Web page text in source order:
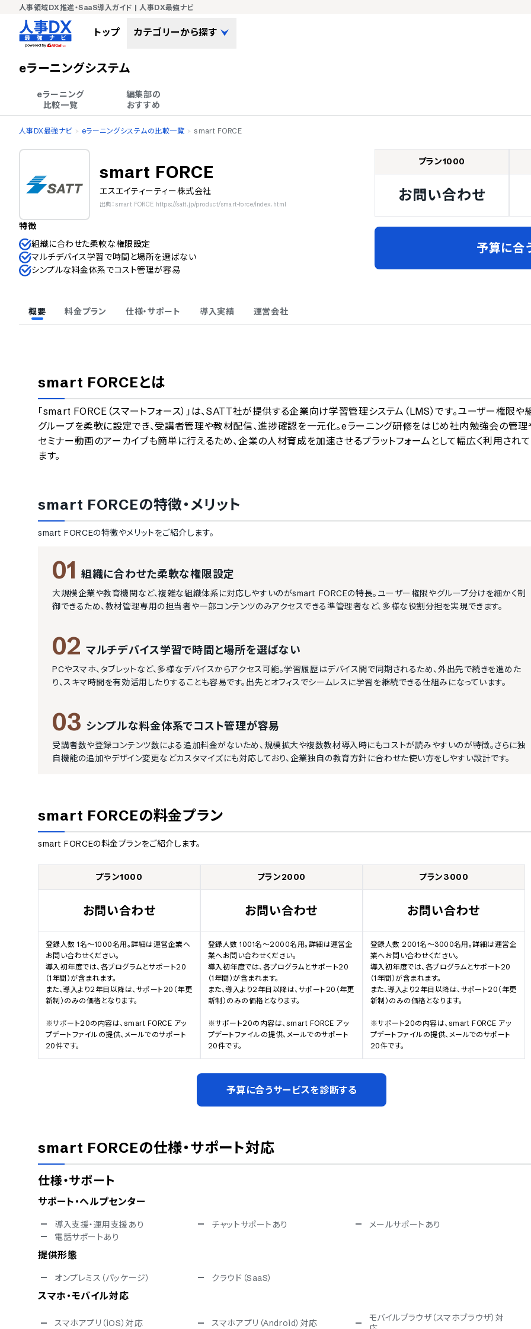
人事領域DX推進・SaaS導入ガイド | 人事DX最強ナビ
トップ カテゴリーから探す
eラーニングシステム
eラーニング
比較一覧
編集部の
おすすめ
人事DX最強ナビ eラーニングシステムの比較一覧 smart FORCE
smart FORCE
エスエイティーティー株式会社
出典：smart FORCE https://satt.jp/product/smart-force/index.html
特徴
組織に合わせた柔軟な権限設定
マルチデバイス学習で時間と場所を選ばない
シンプルな料金体系でコスト管理が容易
プラン1000
お問い合わせ
予算に合
概要 料金プラン 仕様・サポート 導入実績 運営会社
smart FORCEとは
「smart FORCE（スマートフォース）」は、SATT社が提供する企業向け学習管理システム（LMS）です。ユーザー権限や
グループを柔軟に設定でき、受講者管理や教材配信、進捗確認を一元化。eラーニング研修をはじめ社内勉強会の管理
セミナー動画のアーカイブも簡単に行えるため、企業の人材育成を加速させるプラットフォームとして幅広く利用され
ます。
smart FORCEの特徴・メリット
smart FORCEの特徴やメリットをご紹介します。
01 組織に合わせた柔軟な権限設定
大規模企業や教育機関など、複雑な組織体系に対応しやすいのがsmart FORCEの特長。ユーザー権限やグループ分けを細かく制
御できるため、教材管理専用の担当者や一部コンテンツのみアクセスできる準管理者など、多様な役割分担を実現できます。
02 マルチデバイス学習で時間と場所を選ばない
PCやスマホ、タブレットなど、多様なデバイスからアクセス可能。学習履歴はデバイス間で同期されるため、外出先で続きを進めた
り、スキマ時間を有効活用したりすることも容易です。出先とオフィスでシームレスに学習を継続できる仕組みになっています。
03 シンプルな料金体系でコスト管理が容易
受講者数や登録コンテンツ数による追加料金がないため、規模拡大や複数教材導入時にもコストが読みやすいのが特徴。さらに独
自機能の追加やデザイン変更などカスタマイズにも対応しており、企業独自の教育方針に合わせた使い方をしやすい設計です。
smart FORCEの料金プラン
smart FORCEの料金プランをご紹介します。
プラン1000
お問い合わせ
登録人数 1名～1000名用。詳細は運営企業へ
お問い合わせください。
導入初年度では、各プログラムとサポート20
（1年間）が含まれます。
また、導入より2年目以降は、サポート20（年更
新制）のみの価格となります。
※サポート20の内容は、smart FORCE アッ
プデートファイルの提供、メールでのサポート
20件です。
プラン2000
お問い合わせ
登録人数 1001名～2000名用。詳細は運営企
業へお問い合わせください。
導入初年度では、各プログラムとサポート20
（1年間）が含まれます。
また、導入より2年目以降は、サポート20（年更
新制）のみの価格となります。
※サポート20の内容は、smart FORCE アッ
プデートファイルの提供、メールでのサポート
20件です。
プラン3000
お問い合わせ
登録人数 2001名～3000名用。詳細は運営企
業へお問い合わせください。
導入初年度では、各プログラムとサポート20
（1年間）が含まれます。
また、導入より2年目以降は、サポート20（年更
新制）のみの価格となります。
※サポート20の内容は、smart FORCE アッ
プデートファイルの提供、メールでのサポート
20件です。
予算に合うサービスを診断する
smart FORCEの仕様・サポート対応
仕様・サポート
サポート・ヘルプセンター
導入支援・運用支援あり チャットサポートあり
メールサポートあり
電話サポートあり
提供形態
オンプレミス（パッケージ） クラウド（SaaS）
スマホ・モバイル対応
スマホアプリ（iOS）対応 スマホアプリ（Android）対応
モバイルブラウザ（スマホブラウザ）対